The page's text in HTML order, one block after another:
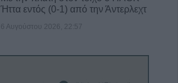
Ήττα εντός (0-1) από την Άντερλεχτ
6 Αυγούστου 2026, 22:57